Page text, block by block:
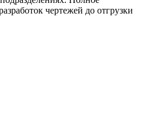
чертежей до отгрузки